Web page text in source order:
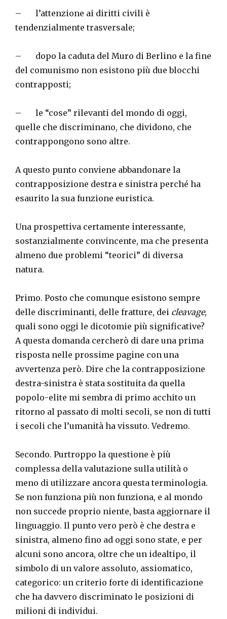
– l’attenzione ai diritti civili è
tendenzialmente trasversale;
– dopo la caduta del Muro di Berlino e la fine
del comunismo non esistono più due blocchi
contrapposti;
– le “cose” rilevanti del mondo di oggi,
quelle che discriminano, che dividono, che
contrappongono sono altre.
A questo punto conviene abbandonare la
contrapposizione destra e sinistra perché ha
esaurito la sua funzione euristica.
Una prospettiva certamente interessante,
sostanzialmente convincente, ma che presenta
almeno due problemi “teorici” di diversa
natura.
Primo. Posto che comunque esistono sempre
delle discriminanti, delle fratture, dei cleavage,
quali sono oggi le dicotomie più significative?
A questa domanda cercherò di dare una prima
risposta nelle prossime pagine con una
avvertenza però. Dire che la contrapposizione
destra-sinistra è stata sostituita da quella
popolo-elite mi sembra di primo acchito un
ritorno al passato di molti secoli, se non di tutti
i secoli che l’umanità ha vissuto. Vedremo.
Secondo. Purtroppo la questione è più
complessa della valutazione sulla utilità o
meno di utilizzare ancora questa terminologia.
Se non funziona più non funziona, e al mondo
non succede proprio niente, basta aggiornare il
linguaggio. Il punto vero però è che destra e
sinistra, almeno fino ad oggi sono state, e per
alcuni sono ancora, oltre che un idealtipo, il
simbolo di un valore assoluto, assiomatico,
categorico: un criterio forte di identificazione
che ha davvero discriminato le posizioni di
milioni di individui.